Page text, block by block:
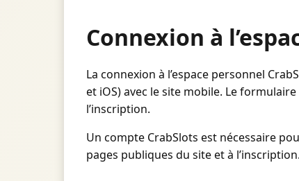
Connexion à
La connexion à l’espace personnel
et iOS) avec le site mobile. Le
l’inscription.
Un compte CrabSlots est nécessaire
pages publiques du site et à l’inscription.